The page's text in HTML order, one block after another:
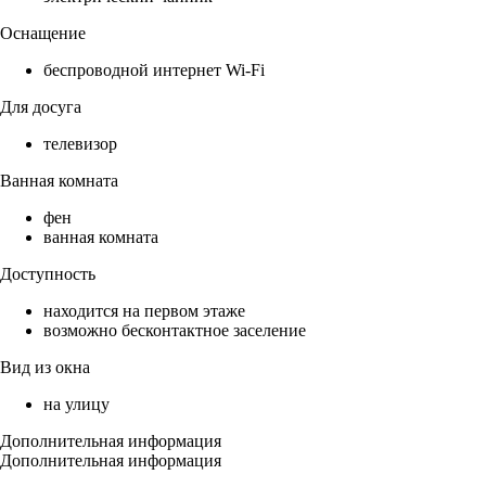
Оснащение
беспроводной интернет Wi-Fi
Для досуга
телевизор
Ванная комната
фен
ванная комната
Доступность
находится на первом этаже
возможно бесконтактное заселение
Вид из окна
на улицу
Дополнительная информация
Дополнительная информация